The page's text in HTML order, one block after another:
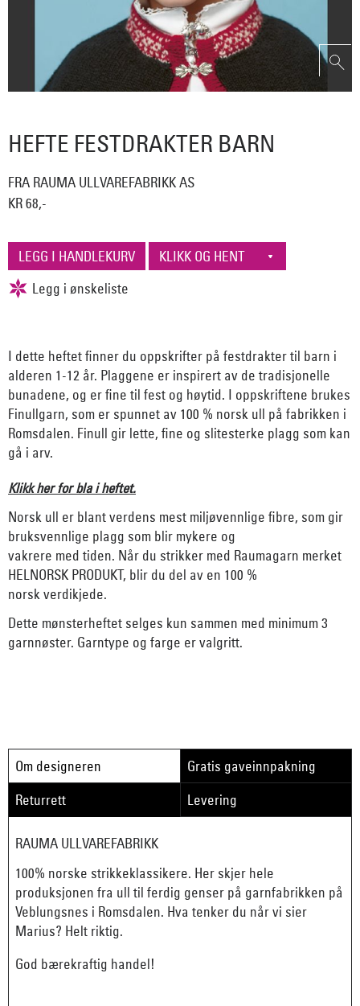
HEFTE FESTDRAKTER BARN
FRA RAUMA ULLVAREFABRIKK AS
KR 68,-
I dette heftet finner du oppskrifter på festdrakter til barn i
alderen 1-12 år. Plaggene er inspirert av de tradisjonelle
bunadene, og er fine til fest og høytid. I oppskriftene brukes
Finullgarn, som er spunnet av 100 % norsk ull på fabrikken i
Romsdalen. Finull gir lette, fine og slitesterke plagg som kan
gå i arv.
Klikk her for bla i heftet.
Norsk ull er blant verdens mest miljøvennlige fibre, som gir
bruksvennlige plagg som blir mykere og
vakrere med tiden. Når du strikker med Raumagarn merket
HELNORSK PRODUKT, blir du del av en 100 %
norsk verdikjede.
Dette mønsterheftet selges kun sammen med minimum 3
garnnøster. Garntype og farge er valgritt.
Om designeren
Gratis gaveinnpakning
Returrett
Levering
RAUMA ULLVAREFABRIKK
100% norske strikkeklassikere. Her skjer hele
produksjonen fra ull til ferdig genser på garnfabrikken på
Veblungsnes i Romsdalen. Hva tenker du når vi sier
Marius? Helt riktig.
God bærekraftig handel!